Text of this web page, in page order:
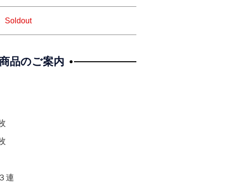
Soldout
品のご案内
連